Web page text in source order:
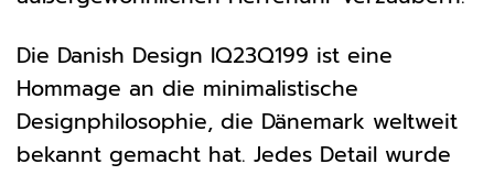
Die Danish Design IQ23Q199 ist eine
Hommage an die minimalistische
Designphilosophie, die Dänemark weltweit
bekannt gemacht hat. Jedes Detail wurde